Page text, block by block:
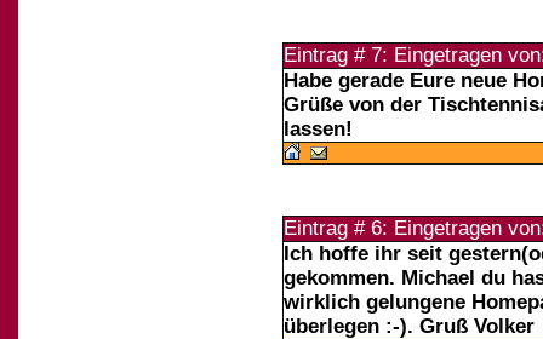
Eintrag # 7: Eingetragen
Habe gerade Eure neue
Grüße von der
lassen!
Eintrag # 6: Eingetragen
Ich hoffe ihr seit
gekommen. Michael du
wirklich gelungene
überlegen :-). Gruß Volker